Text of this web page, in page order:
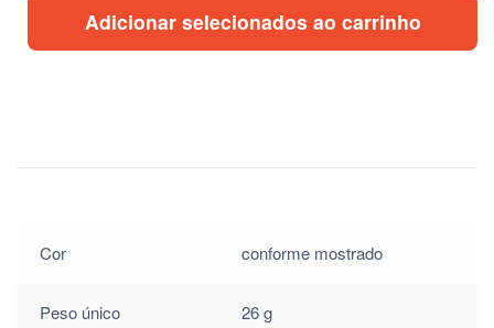
0.42
$0.42
$0.42
Adicionar selecionados ao carrinho
Cor conforme mostrado
Peso único 26 g